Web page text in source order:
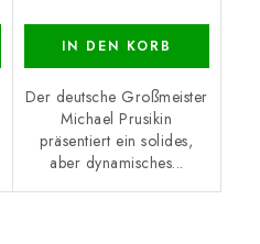
IN DEN KORB
Der deutsche Großmeister
Michael Prusikin
präsentiert ein solides,
aber dynamisches...